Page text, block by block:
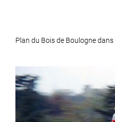
Plan du Bois de Boulogne